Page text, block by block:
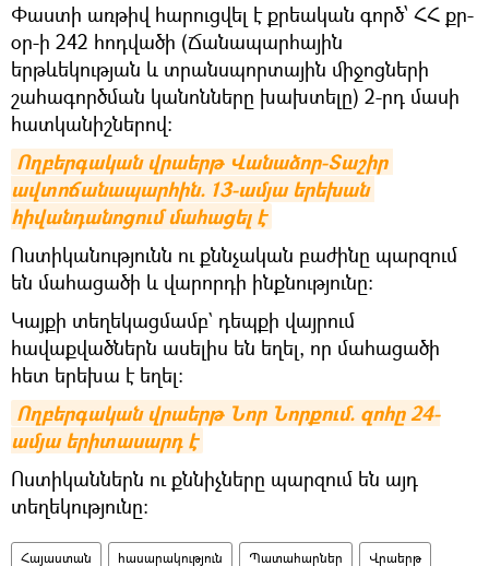
Փաստի առթիվ հարուցվել է քրեական գործ՝ ՀՀ քր-
օր-ի 242 հոդվածի (Ճանապարհային
երթևեկության և տրանսպորտային միջոցների
շահագործման կանոնները խախտելը) 2-րդ մասի
հատկանիշներով:
Ողբերգական վրաերթ Վանաձոր-Տաշիր
ավտոճանապարհին. 13-ամյա երեխան
հիվանդանոցում մահացել է
Ոստիկանությունն ու քննչական բաժինը պարզում
են մահացածի և վարորդի ինքնությունը:
Կայքի տեղեկացմամբ` դեպքի վայրում
հավաքվածներն ասելիս են եղել, որ մահացածի
հետ երեխա է եղել։
Ողբերգական վրաերթ Նոր Նորքում. զոհը 24-
ամյա երիտասարդ է
Ոստիկաններն ու քննիչները պարզում են այդ
տեղեկությունը:
Հայաստան հասարակություն Պատահարներ Վրաերթ